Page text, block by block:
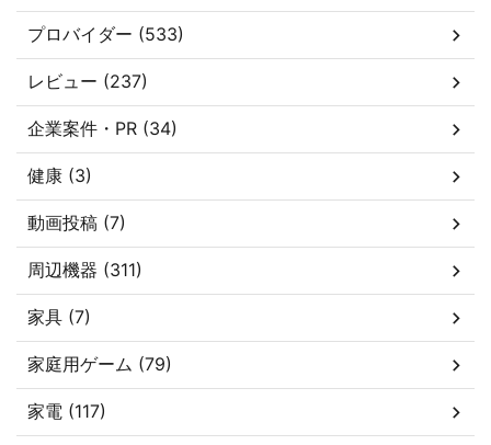
プロバイダー (533)
レビュー (237)
企業案件・PR (34)
健康 (3)
動画投稿 (7)
周辺機器 (311)
家具 (7)
家庭用ゲーム (79)
家電 (117)